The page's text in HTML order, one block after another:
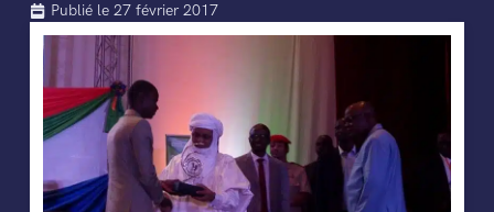
Publié le 27 février 2017